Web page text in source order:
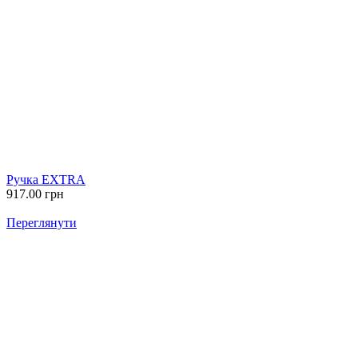
Ручка EXTRA
917.00 грн
Переглянути